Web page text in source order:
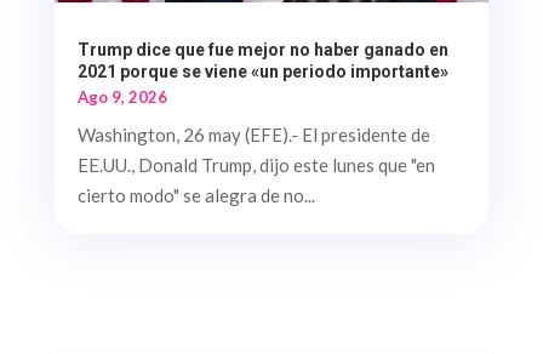
Trump dice que fue mejor no haber ganado en
2021 porque se viene «un periodo importante»
Ago 9, 2026
Washington, 26 may (EFE).- El presidente de
EE.UU., Donald Trump, dijo este lunes que "en
cierto modo" se alegra de no...